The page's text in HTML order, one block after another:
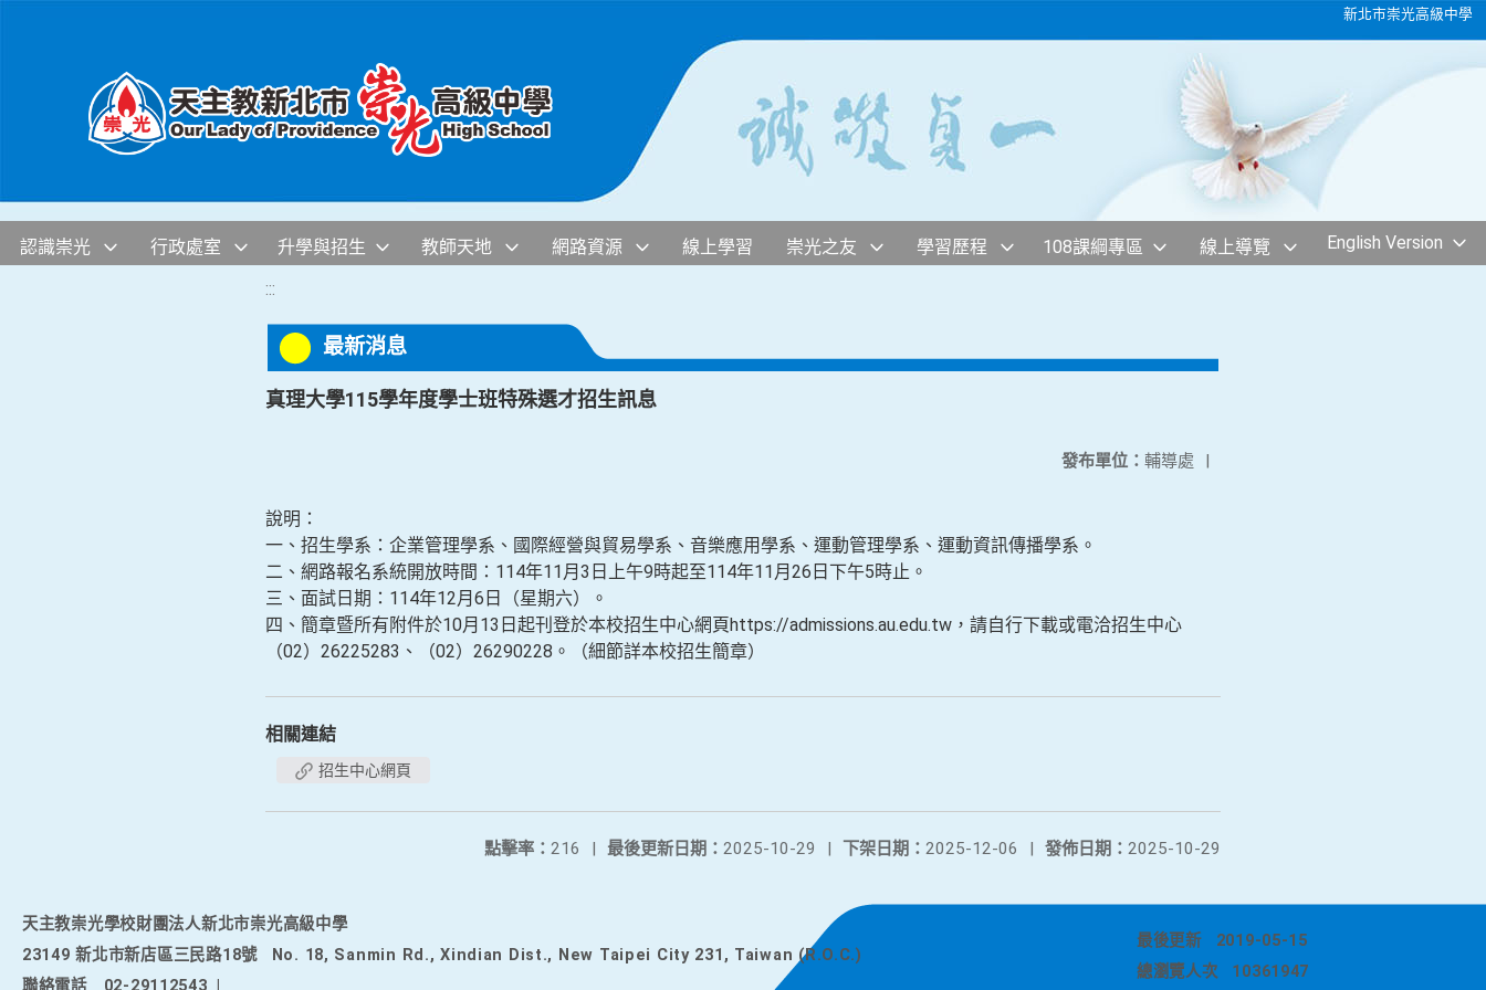
新北市崇光高級中學
認識崇光 行政處室 升學與招生 教師天地 網路資源 線上學習 崇光之友 學習歷程 108課綱專區 線上導覽 English Version
:::
最新消息
真理大學115學年度學士班特殊選才招生訊息
發布單位： 輔導處 |
說明：
一、招生學系：企業管理學系、國際經營與貿易學系、音樂應用學系、運動管理學系、運動資訊傳播學系。
二、網路報名系統開放時間：114年11月3日上午9時起至114年11月26日下午5時止。
三、面試日期：114年12月6日（星期六）。
四、簡章暨所有附件於10月13日起刊登於本校招生中心網頁https://admissions.au.edu.tw，請自行下載或電洽招生中心
（02）26225283、（02）26290228。（細節詳本校招生簡章）
相關連結
招生中心網頁
發佈日期： 2025-10-29
下架日期： 2025-12-06 |
最後更新日期： 2025-10-29 |
點擊率： 216 |
天主教崇光學校財團法人新北市崇光高級中學
23149 新北市新店區三民路18號
No. 18, Sanmin Rd., Xindian Dist., New Taipei City 231, Taiwan (R.O.C.)
聯絡電話
02-29112543
最後更新
2019-05-15
總瀏覽人次
10361947